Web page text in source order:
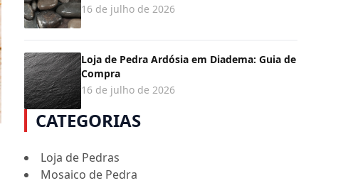
16 de julho de 2026
Loja de Pedra Ardósia em Diadema: Guia de
Compra
16 de julho de 2026
CATEGORIAS
Loja de Pedras
Mosaico de Pedra